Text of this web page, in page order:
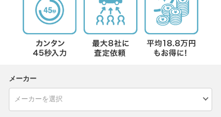
メーカー